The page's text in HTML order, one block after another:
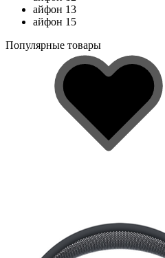
айфон 13
айфон 15
Популярные товары